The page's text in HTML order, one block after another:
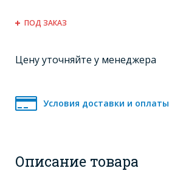
ПОД ЗАКАЗ
Цену уточняйте у менеджера
Условия доставки и оплаты
Описание товара